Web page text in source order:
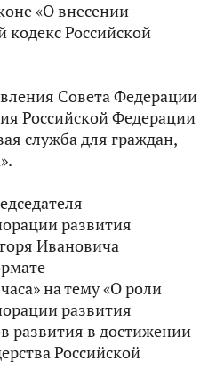
«О внесении
Российской
Совета Федерации
Российской Федерации
служба для граждан,
развития
Ивановича
на тему «О роли
развития
развития в достижении
Российской